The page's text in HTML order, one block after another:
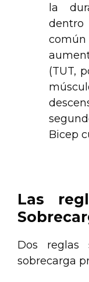
la
dentro
(TUT,
Bicep
Las
Dos reglas
sobrecarga